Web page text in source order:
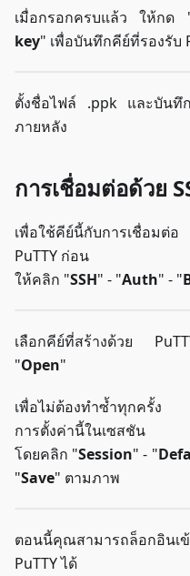
เมื่อกรอกครบแล้ว ให้กด
key" เพื่อบันทึกคีย์ที่รองรับ
ตั้งชื่อไฟล์ .ppk และบันทึก
ภายหลัง
การเชื่อมต่อด้วย
เพื่อใช้คีย์นี้กับการเชื่อมต่อ
PuTTY ก่อน
ให้คลิก "SSH" - "Auth" - "
เลือกคีย์ที่สร้างด้วย
"Open"
เพื่อไม่ต้องทำซ้ำทุกครั้ง
การตั้งค่านี้ในเซสชัน
โดยคลิก "Session" - "
"Save" ตามภาพ
ตอนนี้คุณสามารถล็อกอินเข้
PuTTY ได้